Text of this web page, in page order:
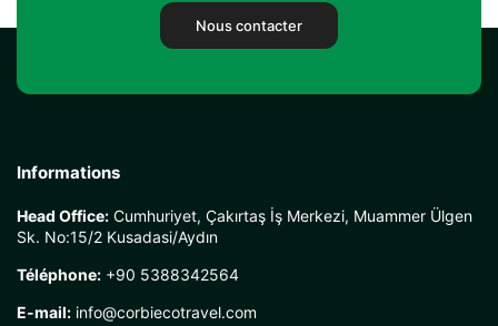
Nous contacter
Informations
Head Office: Cumhuriyet, Çakırtaş İş Merkezi, Muammer Ülgen
Sk. No:15/2 Kusadasi/Aydın
Téléphone: +90 5388342564
E-mail: info@corbiecotravel.com